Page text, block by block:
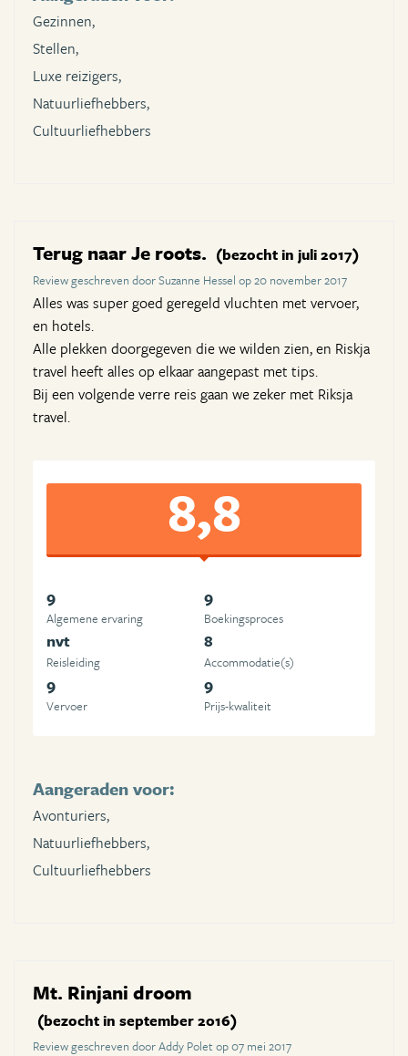
Gezinnen,
Stellen,
Luxe reizigers,
Natuurliefhebbers,
Cultuurliefhebbers
Terug naar Je roots. (bezocht in juli 2017)
Review geschreven door Suzanne Hessel op 20 november 2017
Alles was super goed geregeld vluchten met vervoer,
en hotels.
Alle plekken doorgegeven die we wilden zien, en Riskja
travel heeft alles op elkaar aangepast met tips.
Bij een volgende verre reis gaan we zeker met Riksja
travel.
8,8
9
Algemene ervaring
9
Boekingsproces
nvt
Reisleiding
8
Accommodatie(s)
9
Vervoer
9
Prijs-kwaliteit
Aangeraden voor:
Avonturiers,
Natuurliefhebbers,
Cultuurliefhebbers
Mt. Rinjani droom
(bezocht in september 2016)
Review geschreven door Addy Polet op 07 mei 2017